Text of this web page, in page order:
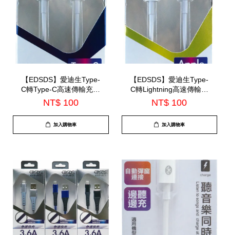
【EDSDS】愛迪生Type-
C轉Type-C高速傳輸充電
線100cm(EDS-J876)
NT$ 100
加入購物車
【EDSDS】愛迪生Type-
C轉Lightning高速傳輸充
電線100cm(EDS-J875)
NT$ 100
加入購物車